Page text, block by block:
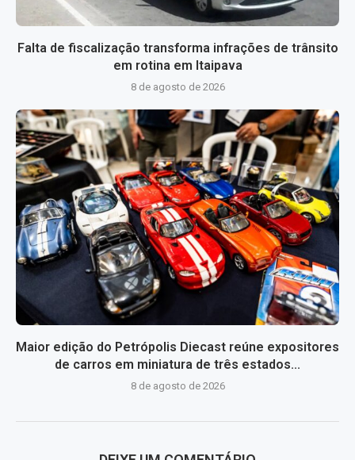
Falta de fiscalização transforma infrações de trânsito
em rotina em Itaipava
8 de agosto de 2026
Maior edição do Petrópolis Diecast reúne expositores
de carros em miniatura de três estados...
8 de agosto de 2026